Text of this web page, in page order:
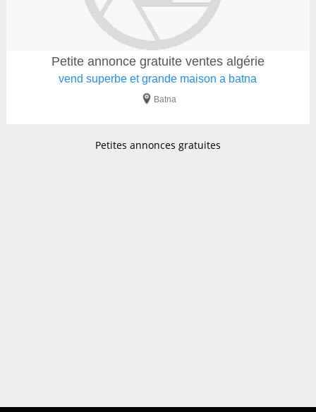
Petite annonce gratuite ventes algérie
vend superbe et grande maison a batna
Batna
Petites annonces gratuites